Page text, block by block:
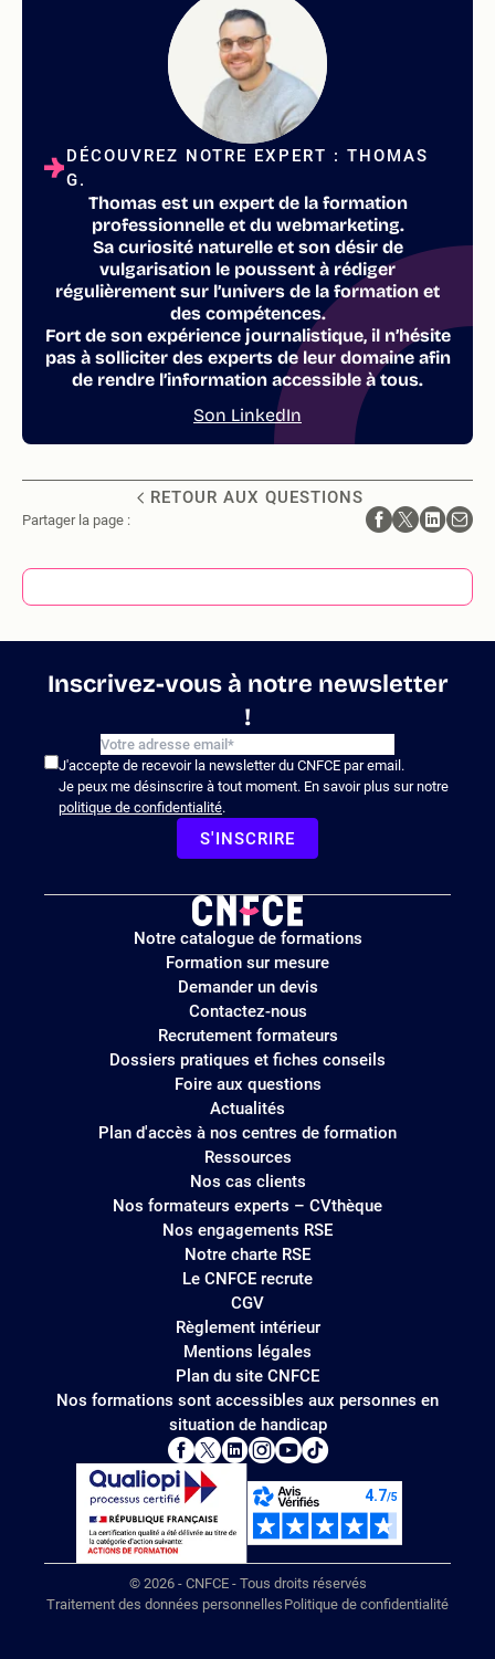
DÉCOUVREZ NOTRE EXPERT : THOMAS
G.
Thomas est un expert de la formation
professionnelle et du webmarketing.
Sa curiosité naturelle et son désir de
vulgarisation le poussent à rédiger
régulièrement sur l’univers de la formation et
des compétences.
Fort de son expérience journalistique, il n’hésite
pas à solliciter des experts de leur domaine afin
de rendre l’information accessible à tous.
Son LinkedIn
RETOUR AUX QUESTIONS
Partager la page :
Inscrivez-vous à notre newsletter
!
J'accepte de recevoir la newsletter du CNFCE par email.
Je peux me désinscrire à tout moment. En savoir plus sur notre
politique de confidentialité.
S'INSCRIRE
Logo
site
Notre catalogue de formations
Formation sur mesure
Demander un devis
Contactez-nous
Recrutement formateurs
Dossiers pratiques et fiches conseils
Foire aux questions
Actualités
Plan d'accès à nos centres de formation
Ressources
Nos cas clients
Nos formateurs experts – CVthèque
Nos engagements RSE
Notre charte RSE
Le CNFCE recrute
CGV
Règlement intérieur
Mentions légales
Plan du site CNFCE
Nos formations sont accessibles aux personnes en
situation de handicap
© 2026 - CNFCE - Tous droits réservés
Traitement des données personnelles Politique de confidentialité